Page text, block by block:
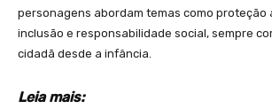
personagens abordam temas como proteção
inclusão e responsabilidade social, sempre
cidadã desde a infância.
Leia mais: